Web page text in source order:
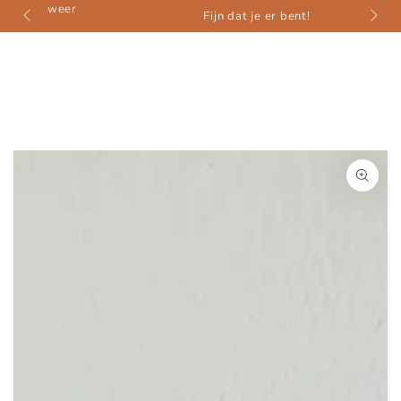
ZUM INHALT
SPRINGEN
Fijn dat je er bent!